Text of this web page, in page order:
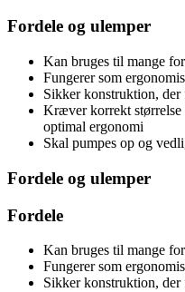
Fordele og ulemper
Kan bruges til mange
Fungerer som
Sikker konstruktion,
Kræver korrekt
optimal ergonomi
Skal pumpes op og
Fordele og ulemper
Fordele
Kan bruges til mange
Fungerer som
Sikker konstruktion,